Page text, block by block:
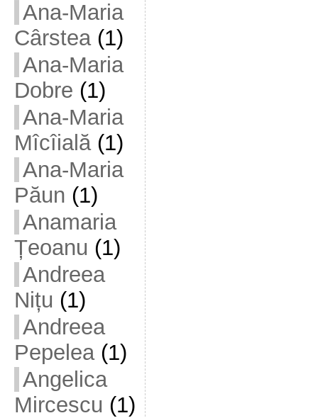
Ana-Maria
Cârstea(1)
Ana-Maria
Dobre (1)
Ana-Maria
Mîcîială(1)
Ana-Maria
Păun (1)
Anamaria
Țeoanu (1)
Andreea
Nițu (1)
Andreea
Pepelea(1)
Angelica
Mircescu (1)